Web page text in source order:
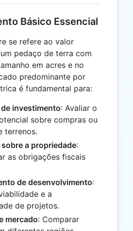
Básico Essencial
se refere ao valor
pedaço de terra com
em acres e no
predominante por
é fundamental para:
investimento: Avaliar o
sobre compras ou
terrenos.
a propriedade:
as obrigações fiscais
de desenvolvimento:
e a
de projetos.
mercado: Comparar